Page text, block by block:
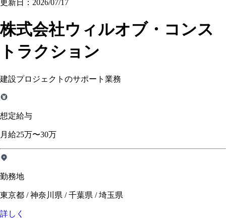
更新日：2026/07/17
株式会社ウィルオブ・コンス
トラクション
建設プロジェクトのサポート業務
想定給与
月給25万〜30万
勤務地
東京都 / 神奈川県 / 千葉県 / 埼玉県
詳しく